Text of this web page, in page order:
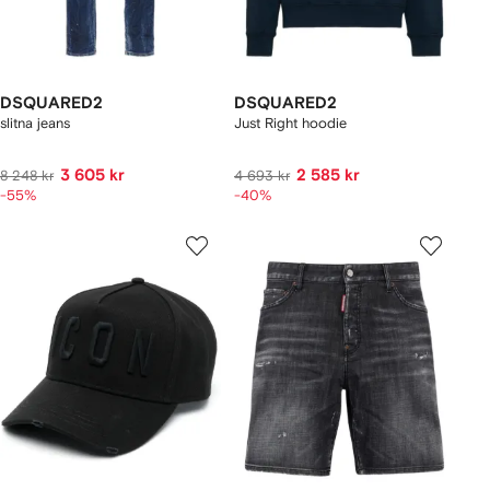
DSQUARED2
slitna jeans
8 248 kr 3 605 kr
-55%
DSQUARED2
Just Right hoodie
4 693 kr 2 585 kr
-40%